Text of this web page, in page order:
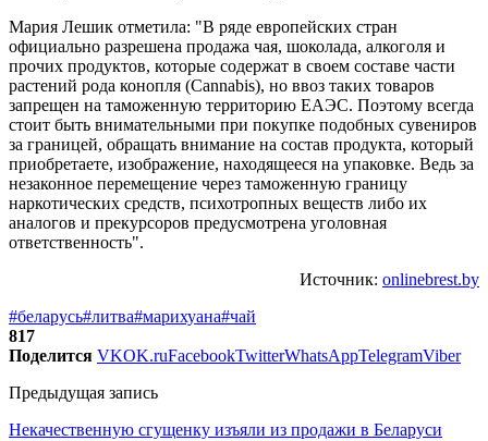
Мария Лешик отметила: "В ряде европейских стран
официально разрешена продажа чая, шоколада, алкоголя и
прочих продуктов, которые содержат в своем составе части
растений рода конопля (Cannabis), но ввоз таких товаров
запрещен на таможенную территорию ЕАЭС. Поэтому всегда
стоит быть внимательными при покупке подобных сувениров
за границей, обращать внимание на состав продукта, который
приобретаете, изображение, находящееся на упаковке. Ведь за
незаконное перемещение через таможенную границу
наркотических средств, психотропных веществ либо их
аналогов и прекурсоров предусмотрена уголовная
ответственность".
Источник: onlinebrest.by
#беларусь#литва#марихуана#чай
817
Поделится VKOK.ruFacebookTwitterWhatsAppTelegramViber
Предыдущая запись
Некачественную сгущенку изъяли из продажи в Беларуси